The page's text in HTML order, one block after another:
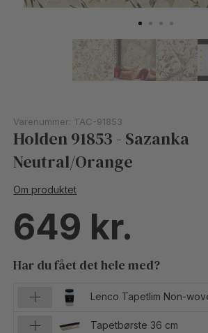
Varenummer: TAC-91853
Holden 91853 - Sazanka
Neutral/Orange
Om produktet
649
Har du fået det hele med?
Lenco Tapetlim Non-
Tapetbørste 36 cm